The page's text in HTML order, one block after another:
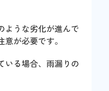
ような劣化が進んで
が必要です。
いる場合、雨漏りの